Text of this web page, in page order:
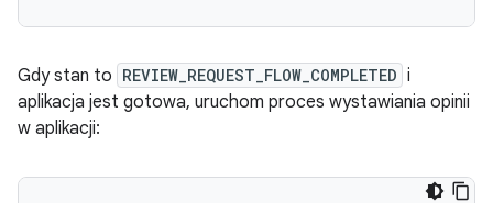
Gdy stan to REVIEW_REQUEST_FLOW_COMPLETED i
aplikacja jest gotowa, uruchom proces wystawiania opinii
w aplikacji: